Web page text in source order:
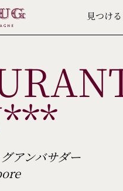
見つける
アンバサダー